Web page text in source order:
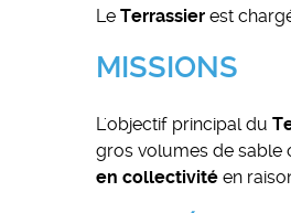
Le Terrassier est
MISSIONS
L'objectif principal du
gros volumes de sable
en collectivité en